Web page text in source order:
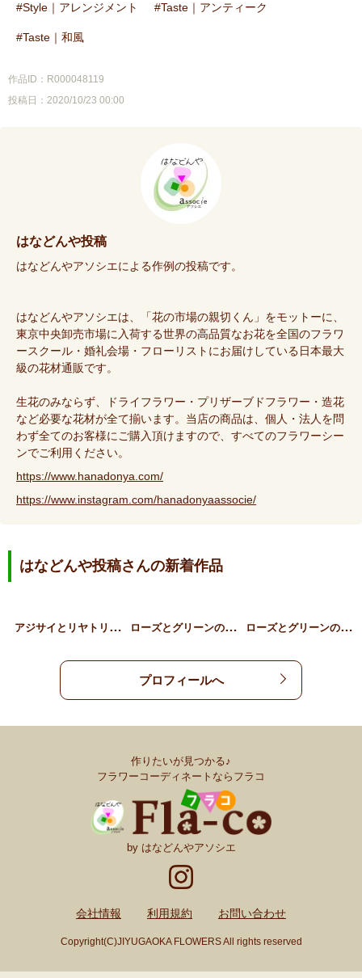
Style｜アレンジメント Taste｜アンティーク
Taste｜和風
作品ID：R000048119
投稿日：2020/10/23 00:00
はなどんや投稿
はなどんやアソシエによる作例の投稿です。
はなどんやアソシエは、「花の市場の親切くん」をモットーに、
東京中央卸売市場に入荷する世界の高品質なお花を全国のフラワ
ースクール・婚礼会場・フローリストにお届けしている日本最大
級の花材通販です。
生花のみならず、ドライフラワー・プリザーブドフラワー・造花
など必要な花材が全て揃います。当店の商品は、個人・法人を問
わず全てのお客様にご購入頂けますので、すべてのフラワーシー
ンでご利用ください。
https://www.hanadonya.com/
https://www.instagram.com/hanadonyaassocie/
はなどんや投稿さんの新着作品
ア
ジサイとリヤトリス、草花… ロ
ーズとグリーンのギフトア… ロ
ーズとグリーンのスタンデ…
プロフィールへ
作りたいが見つかる♪
フラワーコーディネートならフラコ
by はなどんやアソシエ
会社情報 利用規約 お問い合わせ
Copyright(C)JIYUGAOKA FLOWERS All rights reserved